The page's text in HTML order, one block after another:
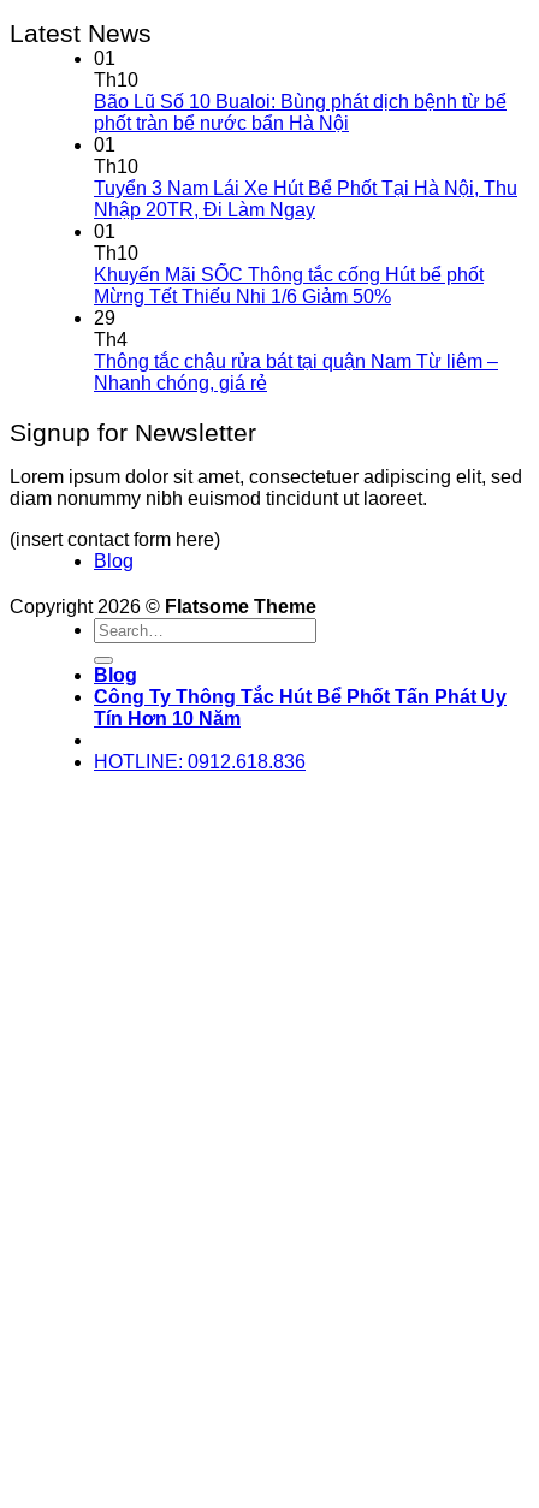
Latest News
01
Th10
Bão Lũ Số 10 Bualoi: Bùng phát dịch bệnh từ bể
phốt tràn bể nước bẩn Hà Nội
01
Th10
Tuyển 3 Nam Lái Xe Hút Bể Phốt Tại Hà Nội, Thu
Nhập 20TR, Đi Làm Ngay
01
Th10
Khuyến Mãi SỐC Thông tắc cống Hút bể phốt
Mừng Tết Thiếu Nhi 1/6 Giảm 50%
29
Th4
Thông tắc chậu rửa bát tại quận Nam Từ liêm –
Nhanh chóng, giá rẻ
Signup for Newsletter
Lorem ipsum dolor sit amet, consectetuer adipiscing elit, sed
diam nonummy nibh euismod tincidunt ut laoreet.
(insert contact form here)
Blog
Copyright 2026 © Flatsome Theme
Blog
Công Ty Thông Tắc Hút Bể Phốt Tấn Phát Uy
Tín Hơn 10 Năm
HOTLINE: 0912.618.836